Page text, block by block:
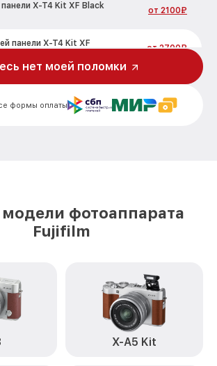
X-T4 Kit XF Black
от 2100₽
панели X-T4 Kit XF
от 2700₽
от 2850₽
матрицы X-T4 Kit XF
платы X-T4 Kit XF
от 3300₽
карты памяти X-T4
от 3800₽
формы оплаты
нет моей поломки
фотоаппарата
Fujifilm
X-A5 Kit